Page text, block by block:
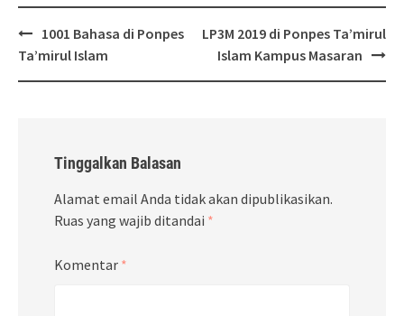
Post
navigation
1001 Bahasa di Ponpes
Ta’mirul Islam
LP3M 2019 di Ponpes Ta’mirul
Islam Kampus Masaran
Tinggalkan Balasan
Alamat email Anda tidak akan dipublikasikan.
Ruas yang wajib ditandai *
Komentar *